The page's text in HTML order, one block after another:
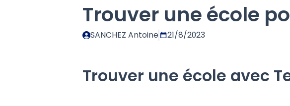
Trouver une école
SANCHEZ Antoine 21/8/2023
Trouver une école avec